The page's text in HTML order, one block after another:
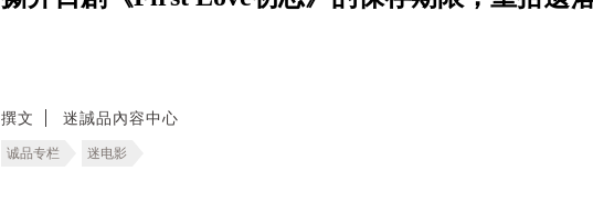
撰文 迷誠品內容中心
诚品专栏 迷电影